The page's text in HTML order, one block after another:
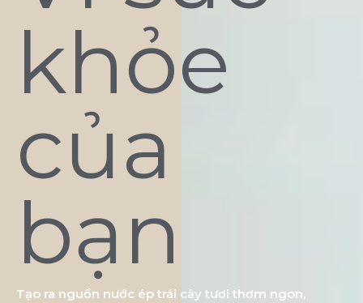
khỏe
của
bạn
Tạo ra nguồn nước ép trái cây tươi thơm ngon,